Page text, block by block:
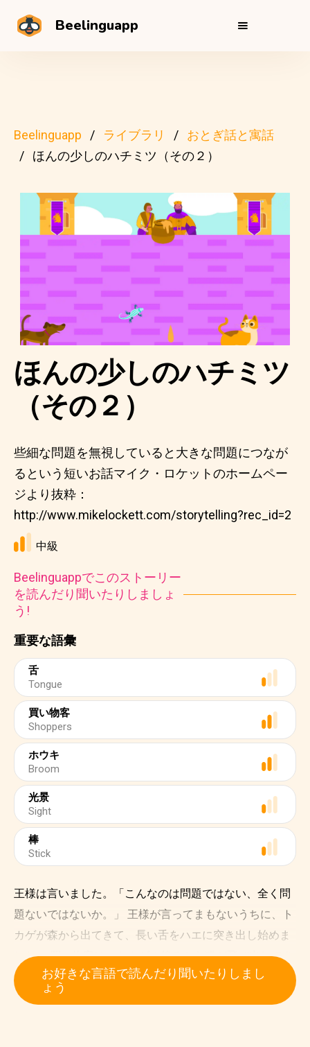
Beelinguapp
Beelinguapp ライブラリ
おとぎ話と寓話
ほんの少しのハチミツ（その２）
重要な語彙
舌
Tongue
買い物客
Shoppers
ホウキ
Broom
光景
Sight
棒
Stick
ほんの少しのハチミツ
（その２）
些細な問題を無視していると大きな問題につなが
るという短いお話マイク・ロケットのホームペー
ジより抜粋：
http://www.mikelockett.com/storytelling?rec_id=2
中級
Beelinguappでこのストーリー
を読んだり聞いたりしましょ
う!
王様は言いました。「こんなのは問題ではない、全く問
題ないではないか。」 王様が言ってまもないうちに、ト
カゲが森から出てきて、長い舌をハエに突き出し始めま
した。 買い物客は、トカゲの後ろから猫が飛び出してき
たのを見ました。
「陛下。」 大臣は言いました。 「何とかすべきではあり
お好きな言語で読んだり聞いたりしまし
ょう